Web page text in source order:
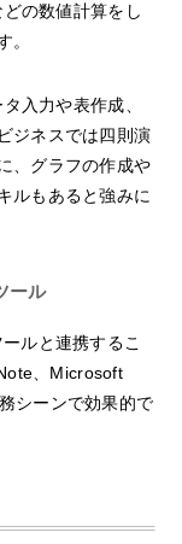
の数値計算をし
。
入力や表作成、
ジネスでは四則演
、グラフの作成や
ルもあると強みに
ール
ルと連携するこ
、Microsoft
シーンで効果的で